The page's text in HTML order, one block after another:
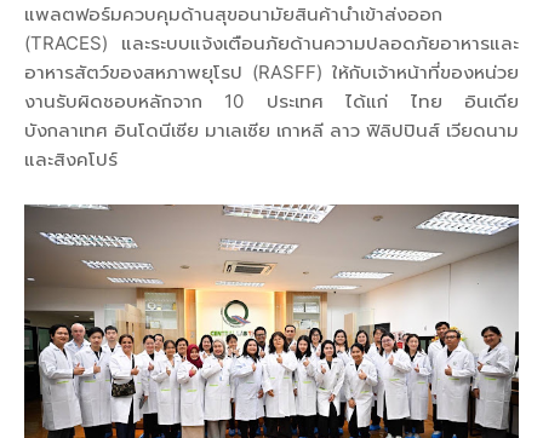
แพลตฟอร์มควบคุมด้านสุขอนามัยสินค้านำเข้าส่งออก
(TRACES) และระบบแจ้งเตือนภัยด้านความปลอดภัยอาหารและ
อาหารสัตว์ของสหภาพยุโรป (RASFF) ให้กับเจ้าหน้าที่ของหน่วย
งานรับผิดชอบหลักจาก 10 ประเทศ ได้แก่ ไทย อินเดีย
บังกลาเทศ อินโดนีเซีย มาเลเซีย เกาหลี ลาว ฟิลิปปินส์ เวียดนาม
และสิงคโปร์